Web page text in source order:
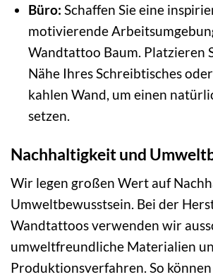
Büro: Schaffen Sie eine
motivierende
Wandtattoo Baum. Platzieren
Nähe Ihres Schreibtisches
kahlen Wand, um einen
setzen.
Nachhaltigkeit und
Wir legen großen Wert auf
Umweltbewusstsein. Bei der
Wandtattoos verwenden wir
umweltfreundliche Materialien
Produktionsverfahren. So können